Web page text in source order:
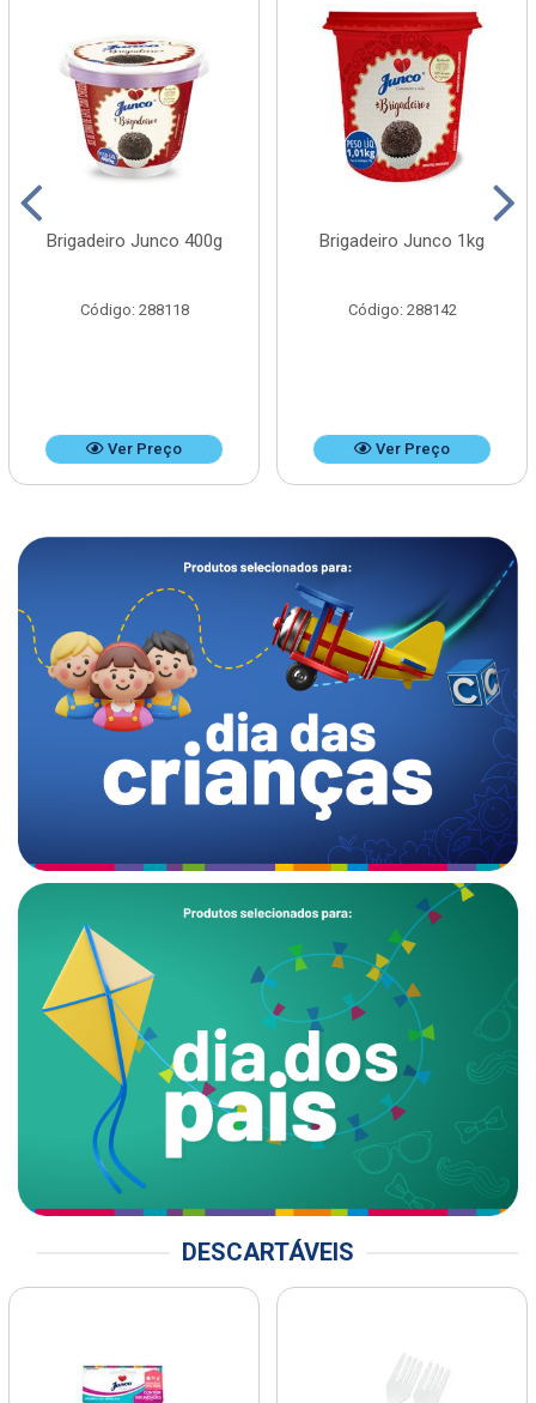
Brigadeiro Junco 400g
Código: 288118
Ver Preço
Brigadeiro Junco 1kg
Código: 288142
Ver Preço
DESCARTÁVEIS